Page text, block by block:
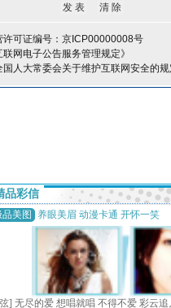
许可证编号：京ICP00000008号
联网电子公告服务管理规定》
国人大常委会关于维护互联网安全的规